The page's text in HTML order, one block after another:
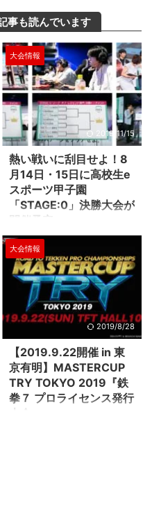
事も読んでいます
大会情報
2019/11/15
熱い戦いに刮目せよ！8
月14日・15日に高校生e
スポーツ甲子園
「STAGE:0」決勝大会が
開催予定
高校生のeスポーツ大会高校対抗
の全国eスポーツ大会
『STAGE:0』第一回大会の決勝
が8月14日・15日に幕張アンフィ
シアターで開催されます。 大会
正式名称：Coca-Cola STAGE:0
eSPORTS High-School
Championship 2019（読み：コ
カ･コーラ ステージゼロ イースポ
ーツ ハイスクール チャンピオン
シップ）/以下、STAGE:0 大会公
式サイト（https://stage0.jp） 大
会優勝チームは「東京ゲームショ
大会情報
2019/8/28
【2019.9.22開催 in 東
京有明】MASTERCUP
TRY TOKYO 2019『鉄
拳７ プロライセンス発行
大会』